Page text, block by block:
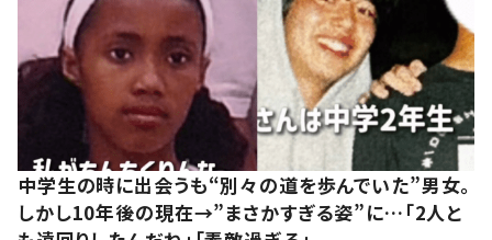
中学生の時に出会うも“別々の道を歩んでいた”男女。
しかし10年後の現在→”まさかすぎる姿”に…「2人と